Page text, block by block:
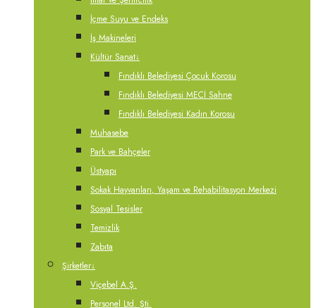
İçme Suyu ve Endeks
İş Makineleri
Kültür Sanat↓
Fındıklı Belediyesi Çocuk Korosu
Fındıklı Belediyesi MECİ Sahne
Fındıklı Belediyesi Kadın Korosu
Muhasebe
Park ve Bahçeler
Üstyapı
Sokak Hayvanları, Yaşam ve Rehabilitasyon Merkezi
Sosyal Tesisler
Temizlik
Zabıta
Şirketler↓
Viçebel A.Ş.
Personel Ltd. Şti.